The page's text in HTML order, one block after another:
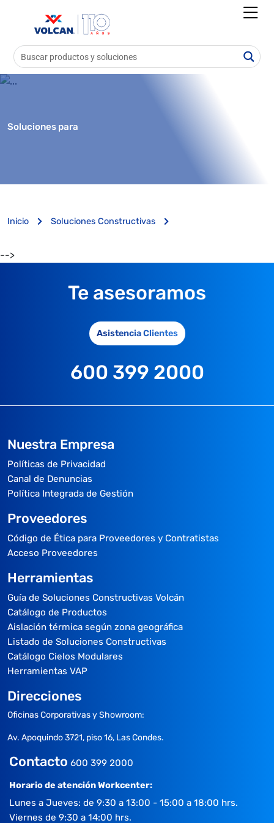
Soluciones para
Inicio Soluciones Constructivas
-->
Te asesoramos
Asistencia Clientes
600 399 2000
Nuestra Empresa
Políticas de Privacidad
Canal de Denuncias
Política Integrada de Gestión
Proveedores
Código de Ética para Proveedores y Contratistas
Acceso Proveedores
Herramientas
Guía de Soluciones Constructivas Volcán
Catálogo de Productos
Aislación térmica según zona geográfica
Listado de Soluciones Constructivas
Catálogo Cielos Modulares
Herramientas VAP
Direcciones
Oficinas Corporativas y Showroom:
Av. Apoquindo 3721, piso 16, Las Condes.
Contacto 600 399 2000
Horario de atención Workcenter:
Lunes a Jueves: de 9:30 a 13:00 - 15:00 a 18:00 hrs.
Viernes de 9:30 a 14:00 hrs.